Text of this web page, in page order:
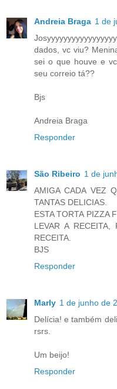
Andreia Braga 1 de
dados, vc viu?
sei o que houve e
seu correio tá??
Bjs
Andreia Braga
Responder
São Ribeiro 1 de
AMIGA CADA VEZ
TANTAS DELICIAS.
ESTA TORTA PIZZA
LEVAR A RECEITA,
RECEITA.
BJS
Responder
Marly 1 de junho de
Delícia! e também
rsrs.
Um beijo!
Responder